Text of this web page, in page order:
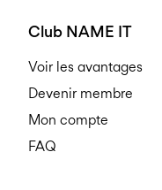
Club NAME IT
Voir les avantages
Devenir membre
Mon compte
FAQ